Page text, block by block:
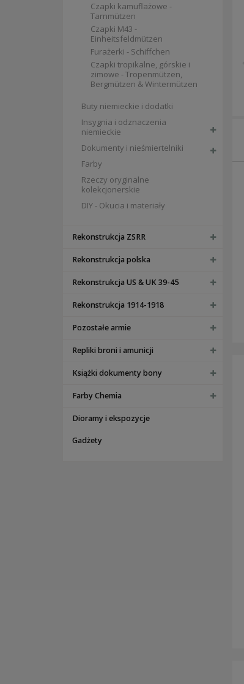
Czapki kamuflażowe -
Tarnmützen
Czapki M43 -
Einheitsfeldmützen
Furażerki - Schiffchen
Czapki tropikalne, górskie i
zimowe - Tropenmützen,
Bergmützen & Wintermützen
Buty niemieckie i dodatki
Insygnia i odznaczenia
niemieckie
Dokumenty i nieśmiertelniki
Farby
Rzeczy oryginalne
kolekcjonerskie
DIY - Okucia i materiały
Rekonstrukcja ZSRR
Rekonstrukcja polska
Rekonstrukcja US & UK 39-45
Rekonstrukcja 1914-1918
Pozostałe armie
Repliki broni i amunicji
Książki dokumenty bony
Farby Chemia
Dioramy i ekspozycje
Gadżety